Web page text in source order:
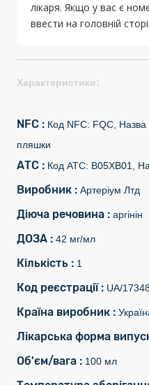
лікаря. Якщо у вас є
ввести на головній
Характеристики:
NFC : Код NFC: FQC, Назва
пляшки
АТС : Код АТС: B05XB01,
Виробник : Артеріум Лтд
Діюча речовина : аргінін
ДОЗА : 42 мг/мл
Кількість : 1
Код реєстрації : UA/
Країна виробник :
Лікарська форма
Об'єм/вага : 100 мл